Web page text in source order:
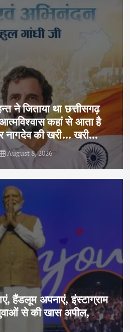
ने जिताया था छत्तीसगढ़
कहां से आता है
नागदेव की खरी… खरी…
August 8, 2026
हैंडलूम अपनाएं, इंस्टाग्राम
से की खास अपील,